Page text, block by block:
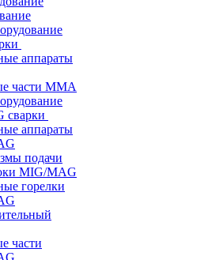
аппараты
части MMA
сварки
аппараты
подачи
MIG/MAG
горелки
части